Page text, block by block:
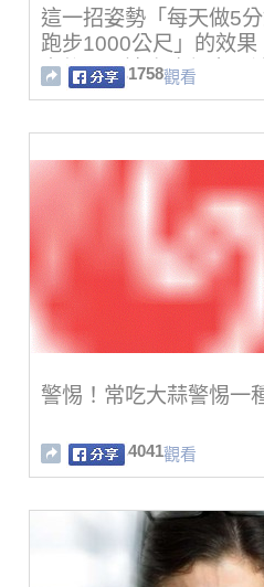
這一招姿勢「每天做5
跑步1000公尺」的效果
之後更是連小腹都完全
1758觀看
警惕！常吃大蒜警惕一
4041觀看